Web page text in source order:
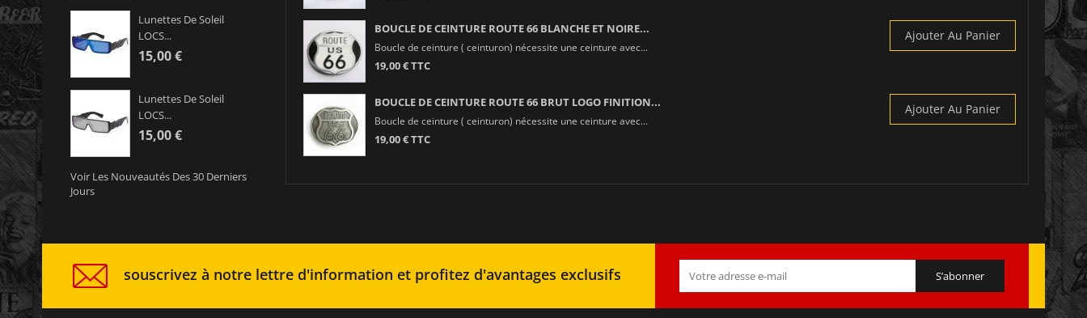
Lunettes De Soleil
LOCS...
15,00 €
Lunettes De Soleil
LOCS...
15,00 €
Voir Les Nouveautés Des 30 Derniers
Jours
BOUCLE DE CEINTURE ROUTE 66 BLANCHE ET NOIRE...
Boucle de ceinture ( ceinturon) nécessite une ceinture avec...
19,00 € TTC
Ajouter Au Panier
BOUCLE DE CEINTURE ROUTE 66 BRUT LOGO FINITION...
Boucle de ceinture ( ceinturon) nécessite une ceinture avec...
19,00 € TTC
Ajouter Au Panier
souscrivez à notre lettre d'information et profitez d'avantages exclusifs